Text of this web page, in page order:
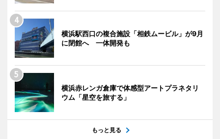
横浜駅西口の複合施設「相鉄ムービル」が9月
に閉館へ 一体開発も
横浜赤レンガ倉庫で体感型アートプラネタリ
ウム「星空を旅する」
もっと見る